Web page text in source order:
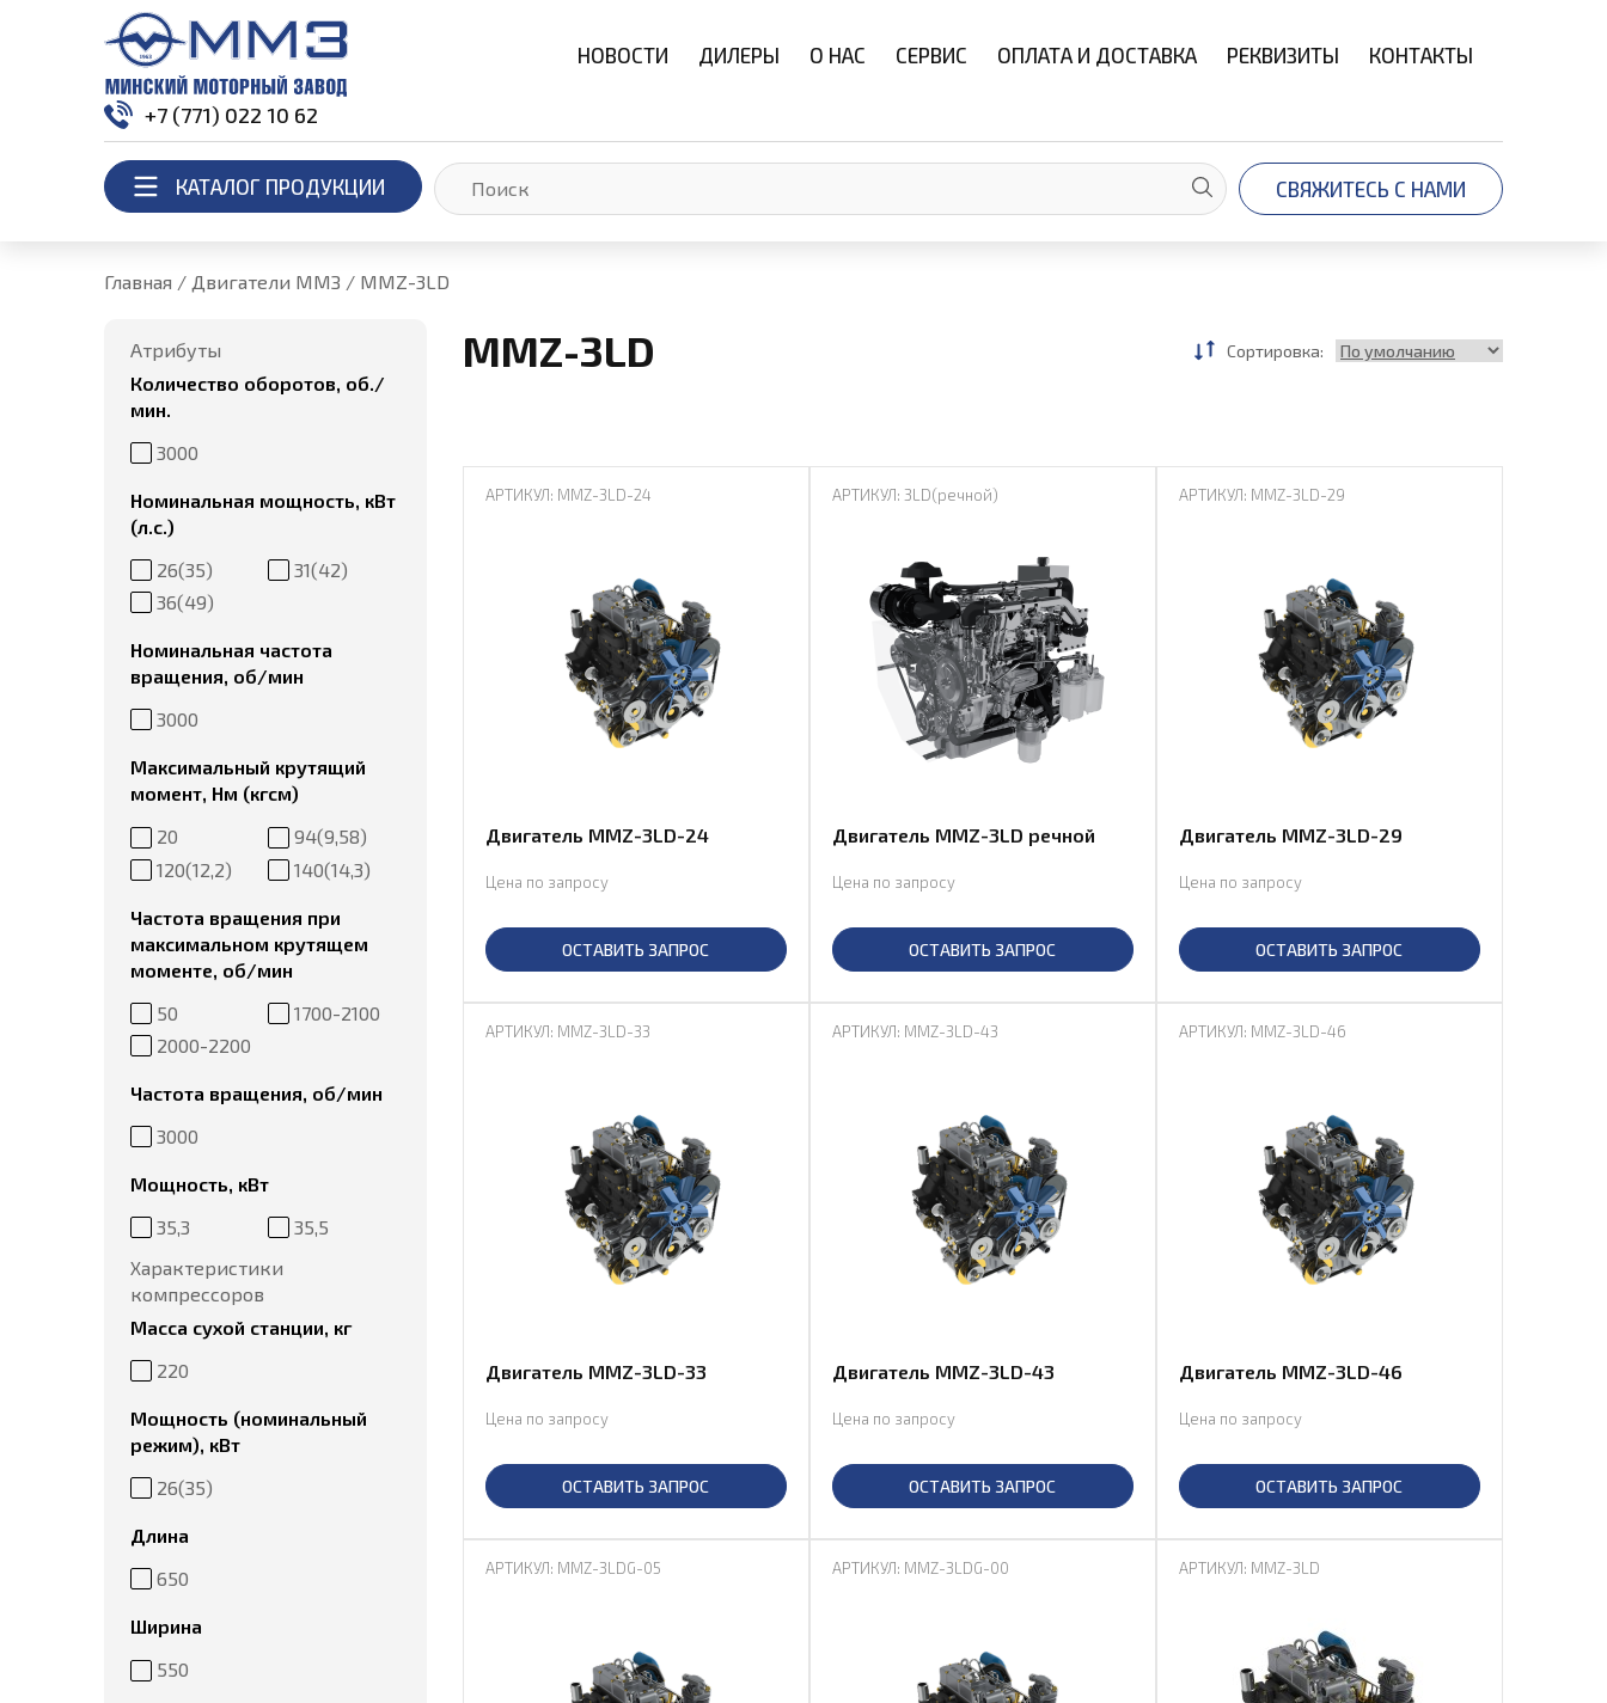
НОВОСТИ ДИЛЕРЫ О НАС СЕРВИС ОПЛАТА И ДОСТАВКА РЕКВИЗИТЫ КОНТАКТЫ
+7 (771) 022 10 62
КАТАЛОГ ПРОДУКЦИИ СВЯЖИТЕСЬ С НАМИ
Главная / Двигатели ММЗ / MMZ-3LD
Атрибуты
Количество оборотов, об./
мин.
3000
Номинальная мощность, кВт
(л.с.)
26(35)
31(42)
36(49)
Номинальная частота
вращения, об/мин
3000
Максимальный крутящий
момент, Нм (кгсм)
20
94(9,58)
120(12,2)
140(14,3)
Частота вращения при
максимальном крутящем
моменте, об/мин
50
1700-2100
2000-2200
Частота вращения, об/мин
3000
Мощность, кВт
35,3
35,5
Характеристики
компрессоров
Масса сухой станции, кг
220
Мощность (номинальный
режим), кВт
26(З5)
Длина
650
Ширина
550
MMZ-3LD Сортировка:
АРТИКУЛ: MMZ-3LD-24
Двигатель MMZ-3LD-24
Цена по запросу
ОСТАВИТЬ ЗАПРОС
АРТИКУЛ: 3LD(речной)
Двигатель MMZ-3LD речной
Цена по запросу
ОСТАВИТЬ ЗАПРОС
АРТИКУЛ: MMZ-3LD-29
Двигатель MMZ-3LD-29
Цена по запросу
ОСТАВИТЬ ЗАПРОС
АРТИКУЛ: MMZ-3LD-33
Двигатель MMZ-3LD-33
Цена по запросу
ОСТАВИТЬ ЗАПРОС
АРТИКУЛ: MMZ-3LD-43
Двигатель MMZ-3LD-43
Цена по запросу
ОСТАВИТЬ ЗАПРОС
АРТИКУЛ: MMZ-3LD-46
Двигатель MMZ-3LD-46
Цена по запросу
ОСТАВИТЬ ЗАПРОС
АРТИКУЛ: MMZ-3LDG-05 АРТИКУЛ: MMZ-3LDG-00 АРТИКУЛ: MMZ-3LD